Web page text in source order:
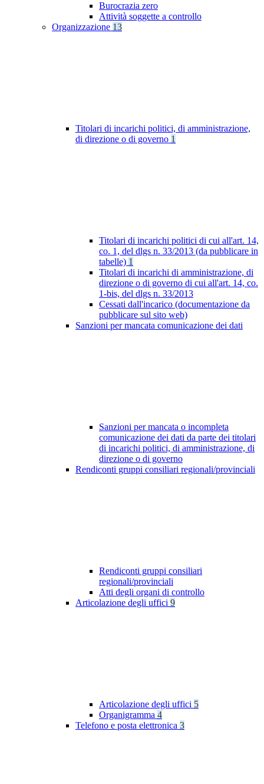
Burocrazia zero
Attività soggette a controllo
Organizzazione 13
Titolari di incarichi politici, di amministrazione,
di direzione o di governo 1
Titolari di incarichi politici di cui all'art. 14,
co. 1, del dlgs n. 33/2013 (da pubblicare in
tabelle) 1
Titolari di incarichi di amministrazione, di
direzione o di governo di cui all'art. 14, co.
1-bis, del dlgs n. 33/2013
Cessati dall'incarico (documentazione da
pubblicare sul sito web)
Sanzioni per mancata comunicazione dei dati
Sanzioni per mancata o incompleta
comunicazione dei dati da parte dei titolari
di incarichi politici, di amministrazione, di
direzione o di governo
Rendiconti gruppi consiliari regionali/provinciali
Rendiconti gruppi consiliari
regionali/provinciali
Atti degli organi di controllo
Articolazione degli uffici 9
Articolazione degli uffici 5
Organigramma 4
Telefono e posta elettronica 3